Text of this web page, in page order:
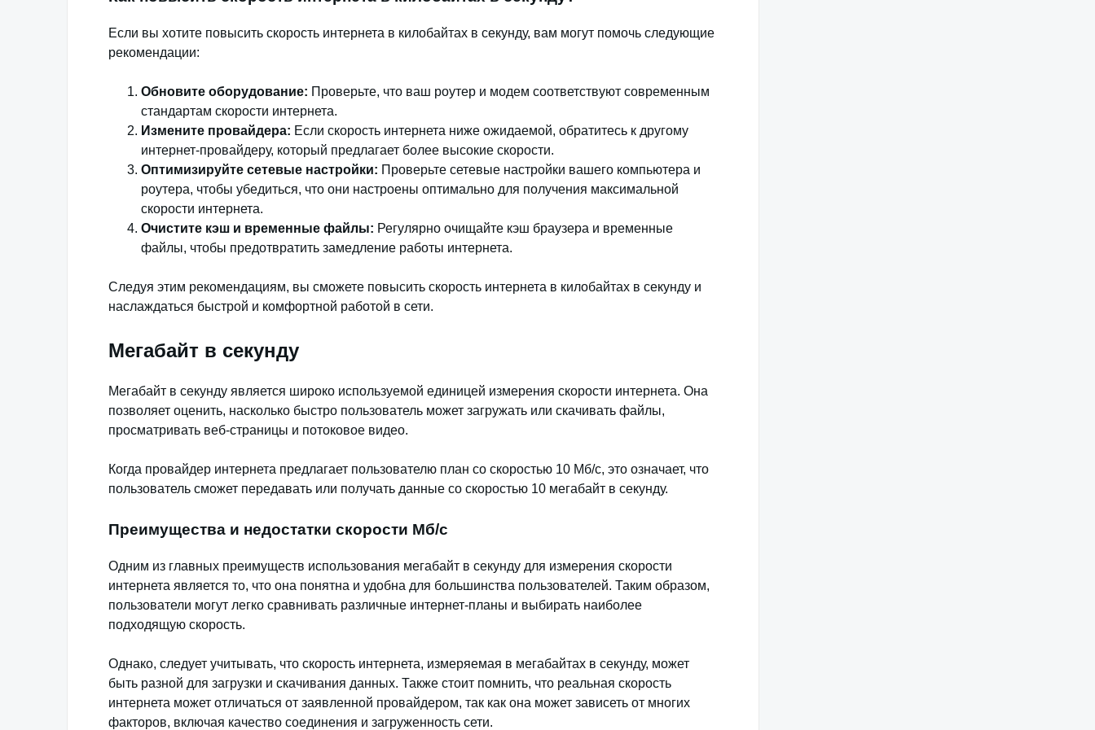
Если вы хотите повысить скорость интернета в килобайтах в секунду, вам могут помочь следующие
рекомендации:
Обновите оборудование: Проверьте, что ваш роутер и модем соответствуют современным
стандартам скорости интернета.
Измените провайдера: Если скорость интернета ниже ожидаемой, обратитесь к другому
интернет-провайдеру, который предлагает более высокие скорости.
Оптимизируйте сетевые настройки: Проверьте сетевые настройки вашего компьютера и
роутера, чтобы убедиться, что они настроены оптимально для получения максимальной
скорости интернета.
Очистите кэш и временные файлы: Регулярно очищайте кэш браузера и временные
файлы, чтобы предотвратить замедление работы интернета.
Следуя этим рекомендациям, вы сможете повысить скорость интернета в килобайтах в секунду и
наслаждаться быстрой и комфортной работой в сети.
Мегабайт в секунду
Мегабайт в секунду является широко используемой единицей измерения скорости интернета. Она
позволяет оценить, насколько быстро пользователь может загружать или скачивать файлы,
просматривать веб-страницы и потоковое видео.
Когда провайдер интернета предлагает пользователю план со скоростью 10 Мб/с, это означает, что
пользователь сможет передавать или получать данные со скоростью 10 мегабайт в секунду.
Преимущества и недостатки скорости Мб/с
Одним из главных преимуществ использования мегабайт в секунду для измерения скорости
интернета является то, что она понятна и удобна для большинства пользователей. Таким образом,
пользователи могут легко сравнивать различные интернет-планы и выбирать наиболее
подходящую скорость.
Однако, следует учитывать, что скорость интернета, измеряемая в мегабайтах в секунду, может
быть разной для загрузки и скачивания данных. Также стоит помнить, что реальная скорость
интернета может отличаться от заявленной провайдером, так как она может зависеть от многих
факторов, включая качество соединения и загруженность сети.